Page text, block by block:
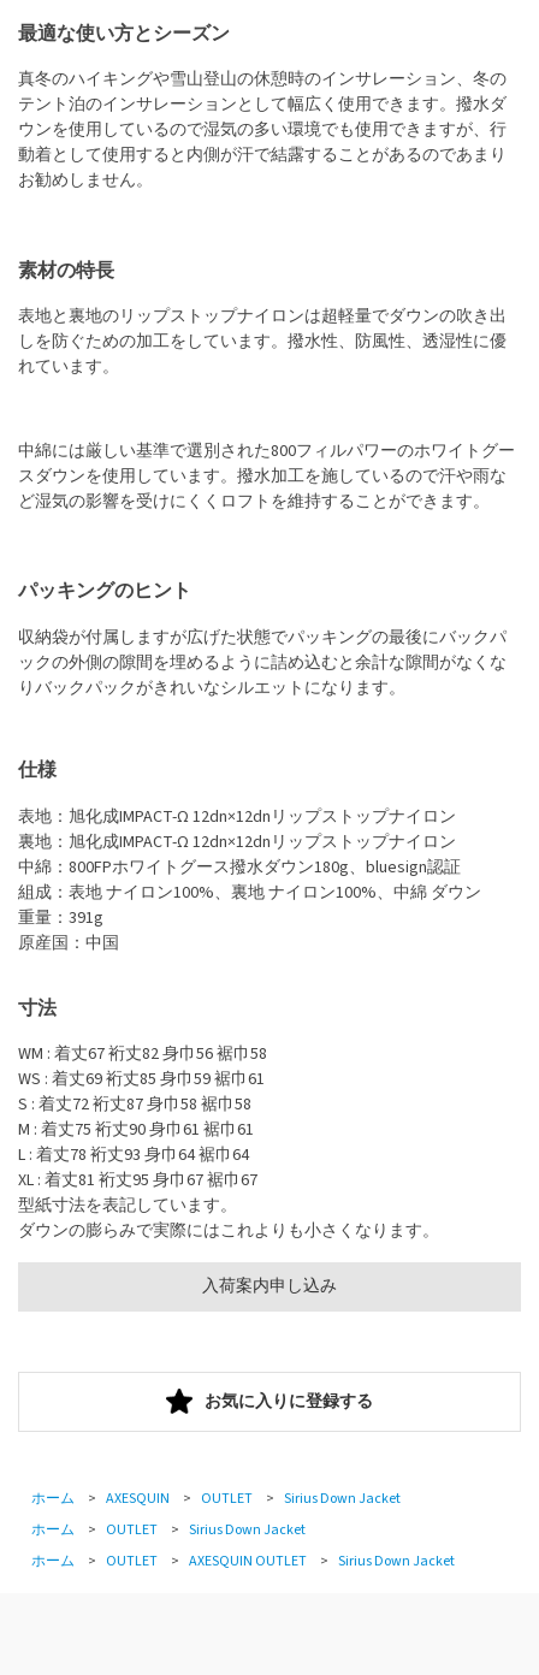
入荷案内申し込み
最適な使い方とシーズン
真冬のハイキングや雪山登山の休憩時のインサレーション、冬の
テント泊のインサレーションとして幅広く使用できます。撥水ダ
ウンを使用しているので湿気の多い環境でも使用できますが、行
動着として使用すると内側が汗で結露することがあるのであまり
お勧めしません。
素材の特長
表地と裏地のリップストップナイロンは超軽量でダウンの吹き出
しを防ぐための加工をしています。撥水性、防風性、透湿性に優
れています。
中綿には厳しい基準で選別された800フィルパワーのホワイトグー
スダウンを使用しています。撥水加工を施しているので汗や雨な
ど湿気の影響を受けにくくロフトを維持することができます。
パッキングのヒント
収納袋が付属しますが広げた状態でパッキングの最後にバックパ
ックの外側の隙間を埋めるように詰め込むと余計な隙間がなくな
りバックパックがきれいなシルエットになります。
仕様
表地：旭化成IMPACT-Ω 12dn×12dnリップストップナイロン
裏地：旭化成IMPACT-Ω 12dn×12dnリップストップナイロン
中綿：800FPホワイトグース撥水ダウン180g、bluesign認証
組成：表地 ナイロン100%、裏地 ナイロン100%、中綿 ダウン
重量：391g
原産国：中国
寸法
WM : 着丈67 裄丈82 身巾56 裾巾58
WS : 着丈69 裄丈85 身巾59 裾巾61
S : 着丈72 裄丈87 身巾58 裾巾58
M : 着丈75 裄丈90 身巾61 裾巾61
L : 着丈78 裄丈93 身巾64 裾巾64
XL : 着丈81 裄丈95 身巾67 裾巾67
型紙寸法を表記しています。
ダウンの膨らみで実際にはこれよりも小さくなります。
お気に入りに登録する
ホーム > AXESQUIN > OUTLET > Sirius Down Jacket
ホーム
> OUTLET > Sirius Down Jacket
ホーム
> OUTLET > AXESQUIN OUTLET > Sirius Down Jacket